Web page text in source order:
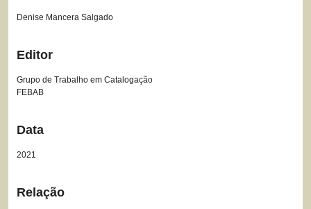
Denise Mancera Salgado
Editor
Grupo de Trabalho em Catalogação
FEBAB
Data
2021
Relação